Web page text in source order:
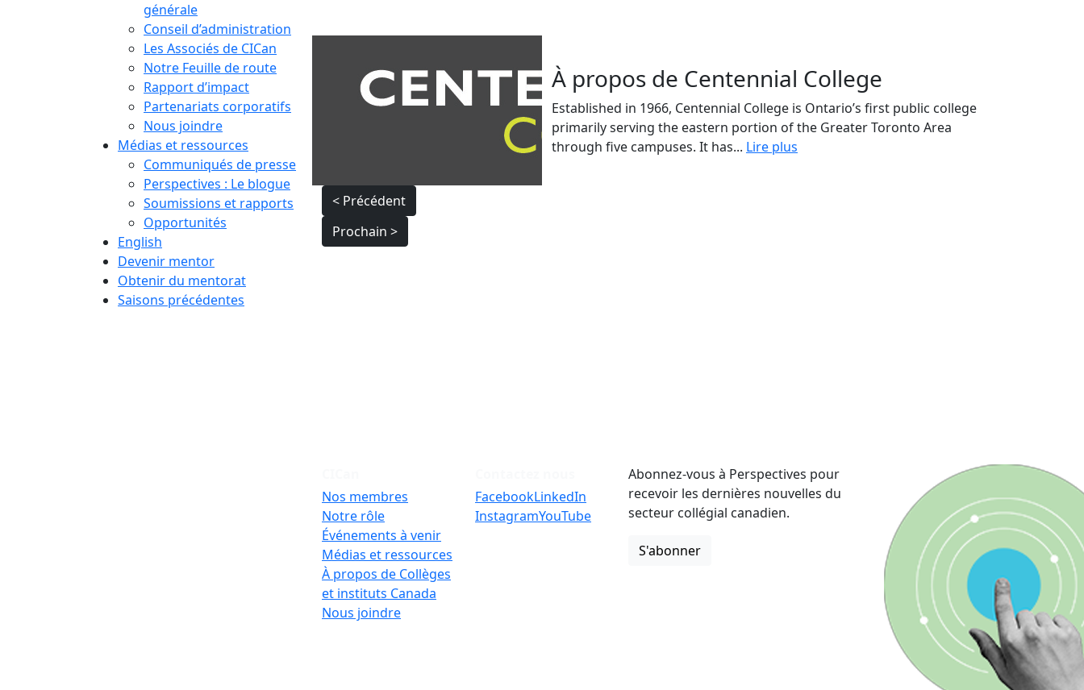
générale
Conseil d’administration
Les Associés de CICan
Notre Feuille de route
Rapport d’impact
Partenariats corporatifs
Nous joindre
Médias et ressources
Communiqués de presse
Perspectives : Le blogue
Soumissions et rapports
Opportunités
English
Devenir mentor
Obtenir du mentorat
Saisons précédentes
À propos de Centennial College
Established in 1966, Centennial College is Ontario’s first public college
primarily serving the eastern portion of the Greater Toronto Area
through five campuses. It has... Lire plus
Navigation
de
< Précédent
Prochain >
Nos membres
Notre rôle
Événements à venir
Médias et ressources
À propos de Collèges
et instituts Canada
Nous joindre
FacebookLinkedIn
InstagramYouTube
Abonnez-vous à Perspectives pour
recevoir les dernières nouvelles du
secteur collégial canadien.
S'abonner